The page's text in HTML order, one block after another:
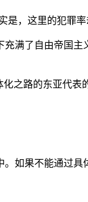
，这里的犯罪
满了自由帝国
之路的东亚代
如果不能通过